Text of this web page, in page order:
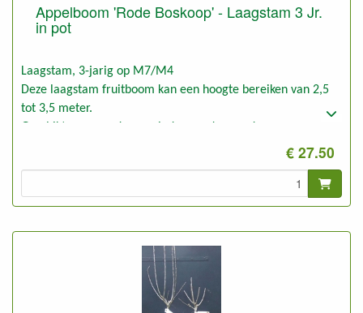
Appelboom 'Rode Boskoop' - Laagstam 3 Jr.
in pot
Laagstam, 3-jarig op M7/M4
Deze laagstam fruitboom kan een hoogte bereiken van 2,5
tot 3,5 meter.
€ 27.50